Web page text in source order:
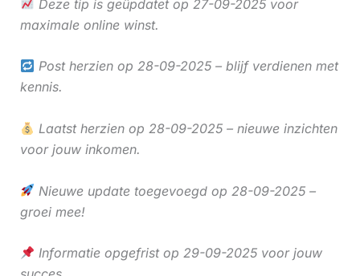
Deze tip is geüpdatet op 27-09-2025 voor
maximale online winst.
Post herzien op 28-09-2025 – blijf verdienen met
kennis.
Laatst herzien op 28-09-2025 – nieuwe inzichten
voor jouw inkomen.
Nieuwe update toegevoegd op 28-09-2025 –
groei mee!
Informatie opgefrist op 29-09-2025 voor jouw